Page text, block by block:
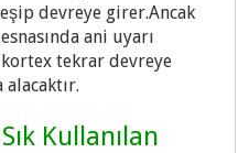
devreye girer.Ancak
ani uyarı
tekrar devreye
Kullanılan